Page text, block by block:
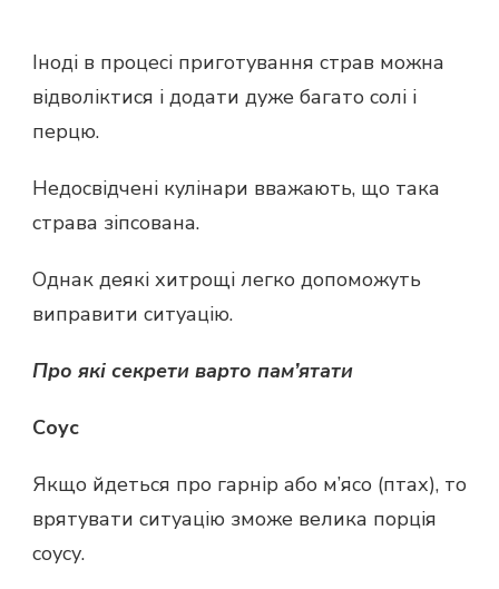
Іноді в процесі приготування страв можна
відволіктися і додати дуже багато солі і
перцю.
Недосвідчені кулінари вважають, що така
страва зіпсована.
Однак деякі хитрощі легко допоможуть
виправити ситуацію.
Про які секрети варто пам’ятати
Соус
Якщо йдеться про гарнір або м’ясо (птах), то
врятувати ситуацію зможе велика порція
соусу.